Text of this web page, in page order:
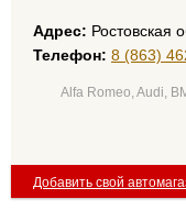
Адрес: Ростовская
Телефон: 8 (863)
Alfa Romeo, Audi,
Добавить свой